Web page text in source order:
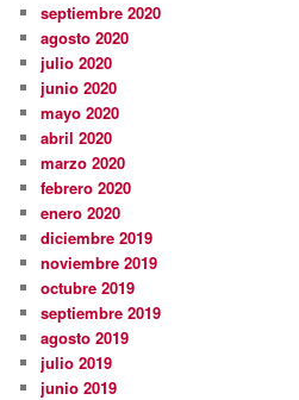
septiembre 2020
agosto 2020
julio 2020
junio 2020
mayo 2020
abril 2020
marzo 2020
febrero 2020
enero 2020
diciembre 2019
noviembre 2019
octubre 2019
septiembre 2019
agosto 2019
julio 2019
junio 2019